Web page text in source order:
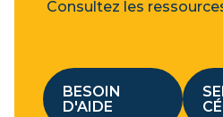
Consultez les
BESOIN
D'AIDE